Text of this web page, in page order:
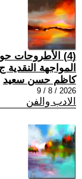
(4) الأطروحات
المواجهة النقدية ج١
كاظم حسن سعيد
2026 / 8 / 9
الادب والفن